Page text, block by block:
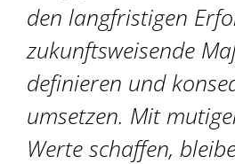
den langfristigen
zukunftsweisende
definieren und
umsetzen. Mit
Werte schaffen,